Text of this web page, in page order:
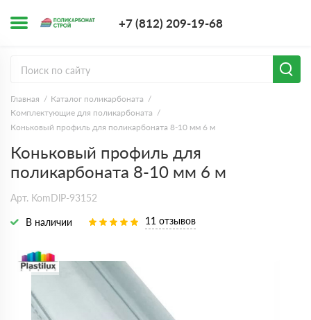
+7 (812) 209-19-68
Главная
Каталог поликарбоната
Комплектующие для поликарбоната
Коньковый профиль для поликарбоната 8-10 мм 6 м
Коньковый профиль для
поликарбоната 8-10 мм 6 м
Арт. KomDlP-93152
В наличии 11 отзывов